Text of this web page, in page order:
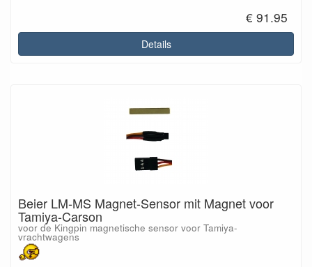
€ 91.95
Details
Beier LM-MS Magnet-Sensor mit Magnet voor
Tamiya-Carson
voor de Kingpin magnetische sensor voor Tamiya-
vrachtwagens